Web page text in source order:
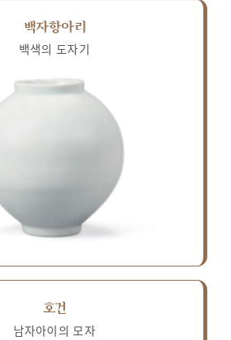
백자항아리
백색의 도자기
호건
남자아이의 모자